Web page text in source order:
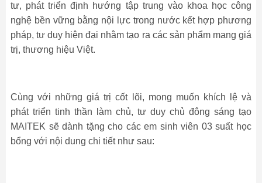
tư, phát triển định hướng tập trung vào khoa học công
nghệ bền vững bằng nội lực trong nước kết hợp phương
pháp, tư duy hiện đại nhằm tạo ra các sản phẩm mang giá
trị, thương hiệu Việt.
Cùng với những giá trị cốt lõi, mong muốn khích lệ và
phát triển tinh thần làm chủ, tư duy chủ đông sáng tạo
MAITEK sẽ dành tặng cho các em sinh viên 03 suất học
bổng với nội dung chi tiết như sau: